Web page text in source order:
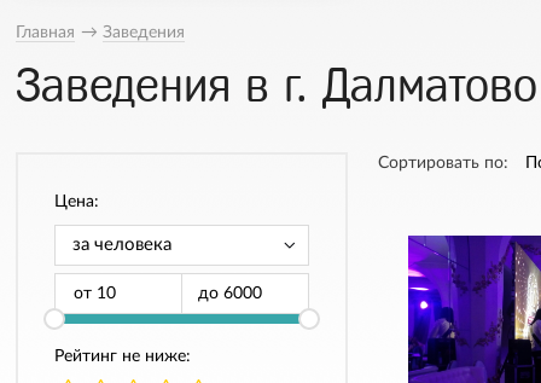
Главная → Заведения
Заведения в г. Далматово
Цена:
от до
Рейтинг не ниже:
Сортировать по: